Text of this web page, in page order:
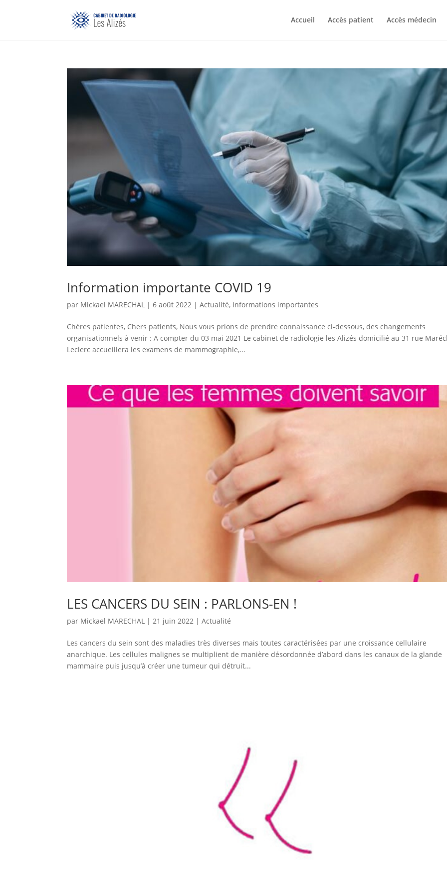
Accueil Accès patient Accès médecin
Information importante COVID 19
par Mickael MARECHAL |6 août 2022 |Actualité, Informations importantes
Chères patientes, Chers patients, Nous vous prions de prendre connaissance ci-dessous, des changements
organisationnels à venir : A compter du 03 mai 2021 Le cabinet de radiologie les Alizés domicilié au 31 rue
Leclerc accueillera les examens de mammographie,...
LES CANCERS DU SEIN : PARLONS-EN !
par Mickael MARECHAL |21 juin 2022 |Actualité
Les cancers du sein sont des maladies très diverses mais toutes caractérisées par une croissance cellulaire
anarchique. Les cellules malignes se multiplient de manière désordonnée d’abord dans les canaux de la glande
mammaire puis jusqu’à créer une tumeur qui détruit...